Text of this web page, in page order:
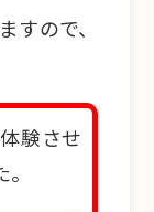
すので、
験させ